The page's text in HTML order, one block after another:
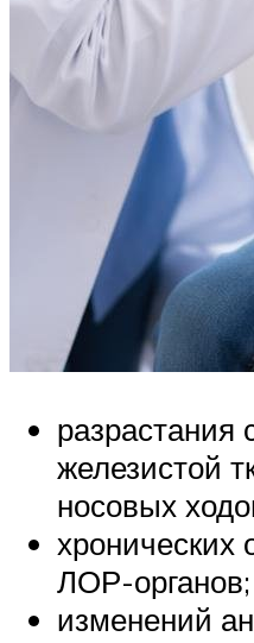
разрастания
железистой
носовых
хронических
ЛОР-органов;
изменений